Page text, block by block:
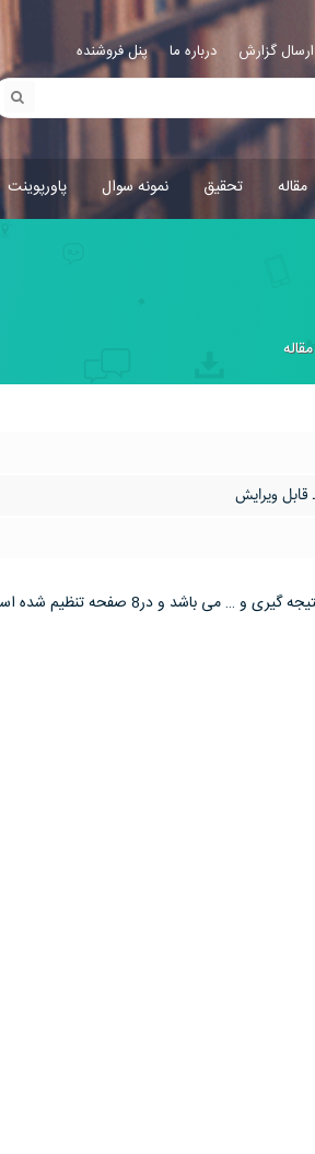
ارسال گزارش درباره ما پنل فروشنده
مقاله تحقیق نمونه سوال پاورپوینت
مقاله
این مقاله دارای موضوعاتی همچون مقدمه تحلیل نتیجه